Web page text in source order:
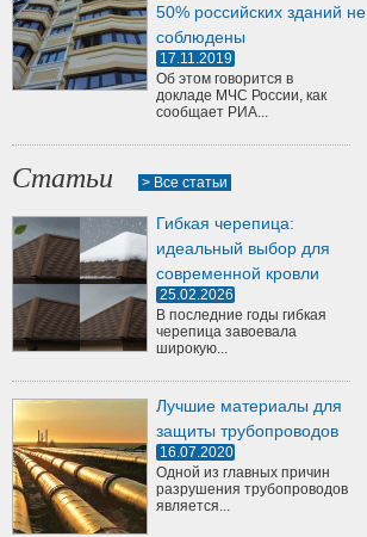
50% российских зданий не
соблюдены
17.11.2019
Об этом говорится в
докладе МЧС России, как
сообщает РИА...
Статьи > Все статьи
Гибкая черепица:
идеальный выбор для
современной кровли
25.02.2026
В последние годы гибкая
черепица завоевала
широкую...
Лучшие материалы для
защиты трубопроводов
16.07.2020
Одной из главных причин
разрушения трубопроводов
является...